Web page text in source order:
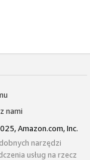
nami
Amazon.com, Inc.
narzędzi
usług na rzecz